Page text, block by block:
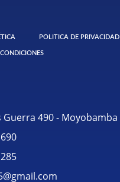
POLITICA DE PRIVACIDAD
Guerra 490 - Moyobamba